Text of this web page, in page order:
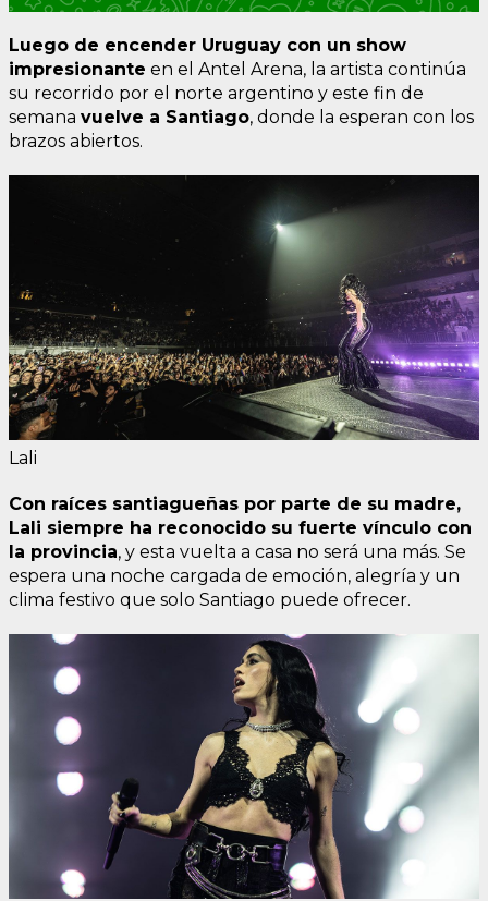
Luego de encender Uruguay con un show
impresionante en el Antel Arena, la artista continúa
su recorrido por el norte argentino y este fin de
semana vuelve a Santiago, donde la esperan con los
brazos abiertos.
Lali
Con raíces santiagueñas por parte de su madre,
Lali siempre ha reconocido su fuerte vínculo con
la provincia, y esta vuelta a casa no será una más. Se
espera una noche cargada de emoción, alegría y un
clima festivo que solo Santiago puede ofrecer.